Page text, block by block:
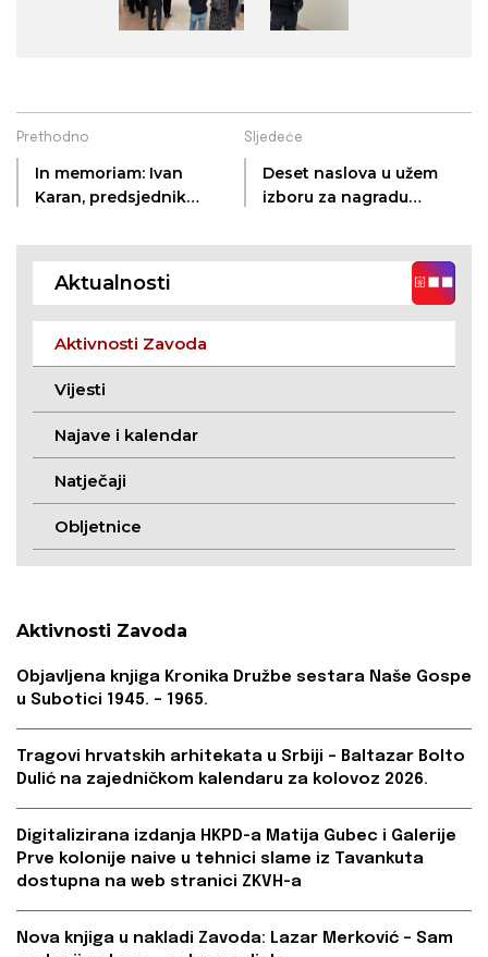
Prethodno
In memoriam: Ivan
Karan, predsjednik
(Stanišić, 2. 3. 1959. –
Stanišić, 5. 10. 2025.)
Sljedeće
Deset naslova u užem
izboru za nagradu
godinu
Aktualnosti
Aktivnosti Zavoda
Vijesti
Najave i kalendar
Natječaji
Obljetnice
Aktivnosti Zavoda
Objavljena knjiga Kronika Družbe sestara Naše Gospe
u Subotici 1945. – 1965.
Tragovi hrvatskih arhitekata u Srbiji – Baltazar Bolto
Dulić na zajedničkom kalendaru za kolovoz 2026.
Digitalizirana izdanja HKPD-a Matija Gubec i Galerije
Prve kolonije naive u tehnici slame iz Tavankuta
dostupna na web stranici ZKVH-a
Nova knjiga u nakladi Zavoda: Lazar Merković – Sam